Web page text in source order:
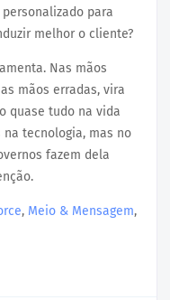
para
melhor o cliente?
Nas mãos
mãos erradas, vira
quase tudo na vida
tecnologia, mas no
fazem dela
, Meio & Mensagem,